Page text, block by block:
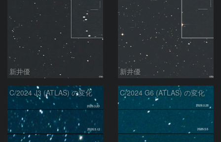
新井優 新井優
C/2024 J3 (ATLAS) の変化 C/2024 G6 (ATLAS) の変化